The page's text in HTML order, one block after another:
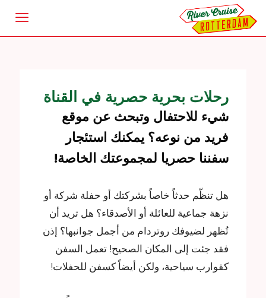
رحلات بحرية حصرية في القناة
شيء للاحتفال وتبحث عن موقع
فريد من نوعه؟ يمكنك استئجار
سفننا حصريا لمجموعتك الخاصة!
هل تنظّم حدثاً خاصاً بشركتك أو حفلة شركة أو
نزهة جماعية للعائلة أو الأصدقاء؟ هل تريد أن
تُظهر لضيوفك روتردام من أجمل جوانبها؟ إذن
فقد جئت إلى المكان الصحيح! تعمل السفن
كقوارب سياحية، ولكن أيضاً كسفن للحفلات!